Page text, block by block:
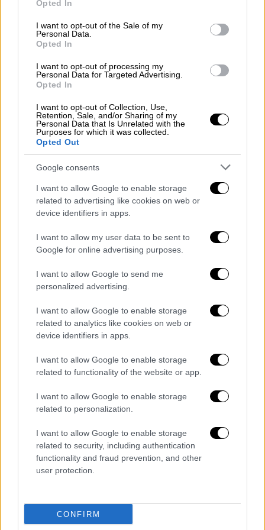
use your data for below specified purposes in below Google
consent section.
Opted In
I want to opt-out of the Sale of my
Personal Data.
Opted In
I want to opt-out of processing my
Personal Data for Targeted Advertising.
Opted In
I want to opt-out of Collection, Use,
Retention, Sale, and/or Sharing of my
Personal Data that Is Unrelated with the
Purposes for which it was collected.
Opted Out
Google consents
I want to allow Google to enable storage
related to advertising like cookies on web or
device identifiers in apps.
I want to allow my user data to be sent to
Google for online advertising purposes.
I want to allow Google to send me
personalized advertising.
I want to allow Google to enable storage
related to analytics like cookies on web or
device identifiers in apps.
I want to allow Google to enable storage
related to functionality of the website or app.
I want to allow Google to enable storage
related to personalization.
I want to allow Google to enable storage
related to security, including authentication
functionality and fraud prevention, and other
user protection.
CONFIRM
«Η εποχή της ψευτοπολιτικής ορθότητας
εμένα δεν με εκφράζει. Μιλάμε ελληνικά,
δεν είναι μειωτικός ο όρος, ο όρος είναι
νομικός, δηλώνει ότι ο άνθρωπος αυτός, ο
μετανάστης, μπήκε παράνομα. Αυτό δηλώνει
αυτή η λέξη στην ελληνική γλώσσα, ούτε
ότι είναι παράνομος. Η λέξηπαράνομος
μετανάστης και λαθρομετανάστης
είναι το
ίδιο, με τη διαφορά ότι το ένα είναι δύο
λέξεις και το άλλο σύνθετη λέξη. Αυτό λέει
η ελληνική γλώσσα, όλα τα άλλα είναι
αριστερίστικες μην πω τώρα τι»
συμπλήρωσε.
«Δεν έχω σκοπό να μειώσω κανέναν
άνθρωπο, είναι όμως απολύτως σαφές ότι
παράνομα χωρίς να το δικαιούται θα φεύγει.
Αλλιώς δεν υπάρχει κράτος» συμπλήρωσε ο
υπουργός Ανάπτυξης.
«Όσοι κρίνονται τελεσίδικα ότι είναι
απελαύνονται προς την Τουρκία, όπως
προβλέπει η συμφωνία. Με αυτόν τον τρόπο
θα έχουμε μαζικές και χιλιάδες απελάσεις
σε λίγους μήνες. Τα 4,5 χρόνια
είχαμε 1.837 απελάσεις» ανέφερε ακόμη.
Το να μιλάει ο ΣΥΡΙΖΑ για την
Αμυγδαλέζα αποτελεί μνημείο
«Το να μιλάει οΣΥΡΙΖΑ
αποτελεί μνημείο θράσους. Να δείτε ποιες